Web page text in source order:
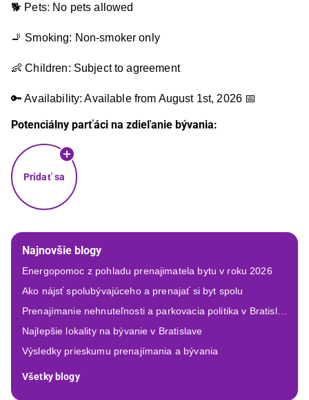
🐕 Pets: No pets allowed
🚬 Smoking: Non-smoker only
👶 Children: Subject to agreement
🔑 Availability: Available from August 1st, 2026 📅
Potenciálny parťáci na zdieľanie bývania:
Pridať sa
Najnovšie blogy
Energopomoc z pohladu prenajimatela bytu v roku 2026
Ako nájsť spolubývajúceho a prenajať si byt spolu
Prenajímanie nehnuteľnosti a parkovacia politika v Bratislave
Najlepšie lokality na bývanie v Bratislave
Výsledky prieskumu prenajímania a bývania
Všetky blogy